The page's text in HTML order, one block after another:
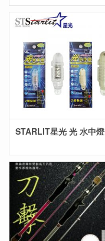
STARLIT星光 光 水中燈